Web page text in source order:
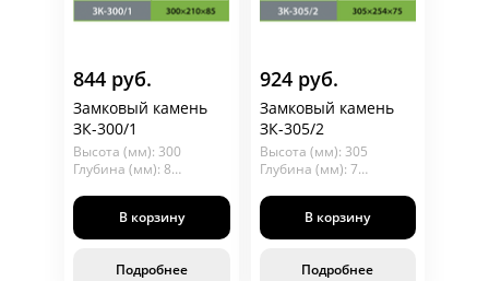
844 руб.
Замковый камень
ЗК-300/1
Высота (мм): 300
Глубина (мм): 85
В корзину
Подробнее
924 руб.
Замковый камень
ЗК-305/2
Высота (мм): 305
Глубина (мм): 75
В корзину
Подробнее